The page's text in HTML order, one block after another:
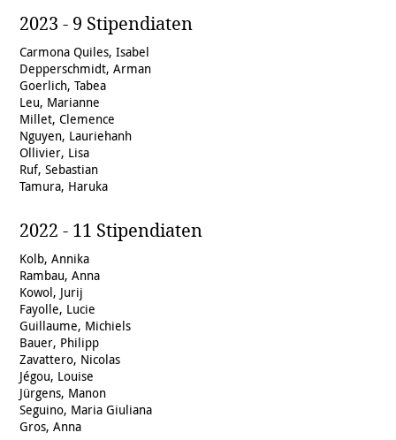
2023 - 9 Stipendiaten
Carmona Quiles, Isabel
Depperschmidt, Arman
Goerlich, Tabea
Leu, Marianne
Millet, Clemence
Nguyen, Lauriehanh
Ollivier, Lisa
Ruf, Sebastian
Tamura, Haruka
2022 - 11 Stipendiaten
Kolb, Annika
Rambau, Anna
Kowol, Jurij
Fayolle, Lucie
Guillaume, Michiels
Bauer, Philipp
Zavattero, Nicolas
Jégou, Louise
Jürgens, Manon
Seguino, Maria Giuliana
Gros, Anna